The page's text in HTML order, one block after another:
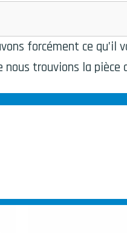
forcément ce qu’il
nous trouvions la pièce